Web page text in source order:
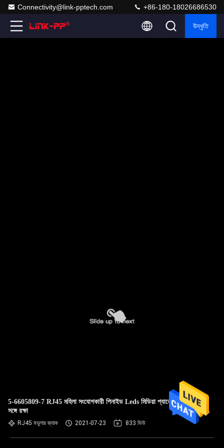
Connectivity@link-pptech.com +86-180-18026686530
উদ্ধৃতি
5-6605809-7 RJ45 মহিলা সংযোগকারী পিনাইড Leds মিডিয়া প্যানেল পিসি
সঙ্গে রক্ষা
RJ45 মডুলার জ্যাক 2021-07-23 833 ভিউ